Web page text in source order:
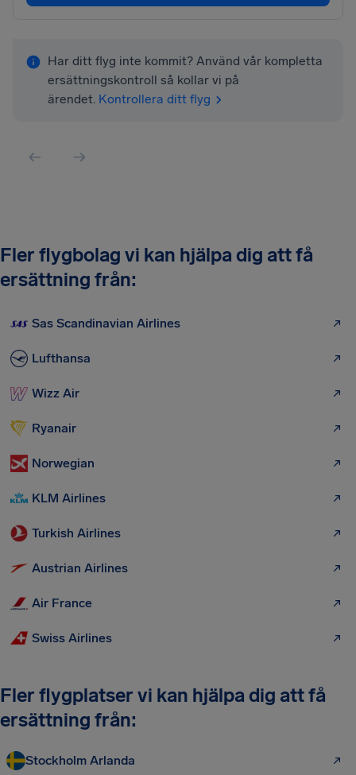
Har ditt flyg inte kommit? Använd vår kompletta
ersättningskontroll så kollar vi på
ärendet. Kontrollera ditt flyg
Fler flygbolag vi kan hjälpa dig att få
ersättning från:
Sas Scandinavian Airlines
Lufthansa
Wizz Air
Ryanair
Norwegian
KLM Airlines
Turkish Airlines
Austrian Airlines
Air France
Swiss Airlines
Fler flygplatser vi kan hjälpa dig att få
ersättning från:
Stockholm Arlanda